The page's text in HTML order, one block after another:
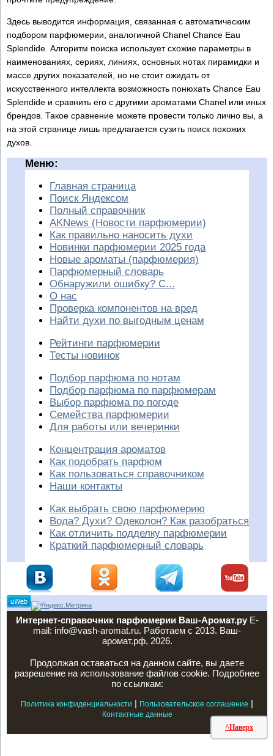
Здесь выводится информация, связанная с автоматическим
подбором парфюмерии, аналогичной Chanel Chance Eau
Splendide. Алгоритм поиска использует схожие параметры в
наименованиях, сериях, линиях, основных нотах пирамидки и
массе других показателей, но не стоит ожидать от
искусственного интеллекта возможность понюхать Chance Eau
Splendide и сравнить его с другими ароматами Chanel или иных
брендов. Такое сравнение можете провести только лично вы, а
на этой странице лишь предлагается сузить поиск похожих
духов.
^Наверх
Меню:
Главная страница
Поиск Яндексом
Полный справочник
AKNews (Новости парфюмерии)
Как правильно наносить духи
Новинки парфюмерии 2025 года
Новые ароматы (парфюмерия)
Парфюмерный словарь
Обнаружили ошибку? С...
О нас
Проверка компонентов на вред
Найти духи по выгодным ценам
Рейтинги парфюмерии
Тесты новинок
Подбор парфюма по нотам
Подбор парфюма по парфюмерам
Выбор парфюма по погоде
Семейства парфюмерии
Для работы или вечеринки
Концентрация ароматов
Как подобрать парфюм
Как пользоваться справочником
Наши контакты
Как выбрать свою парфюмерию
Вода? Духи? Одеколон? Как разобраться
Как отличить подделку парфюмерии
Краткий парфюмерный словарь
Интернет-справочник парфюмерии Ваш-Аромат.руE-
mail: info@vash-aromat.ru. Работаем с 2013. Ваш-
аромат.рф, 2026.
Продолжая оставаться на данном сайте, вы даете
разрешение на использование файлов cookie. Подробнее
по ссылкам:
Политика конфиденциальности | Пользовательское соглашение |
Контактные данные